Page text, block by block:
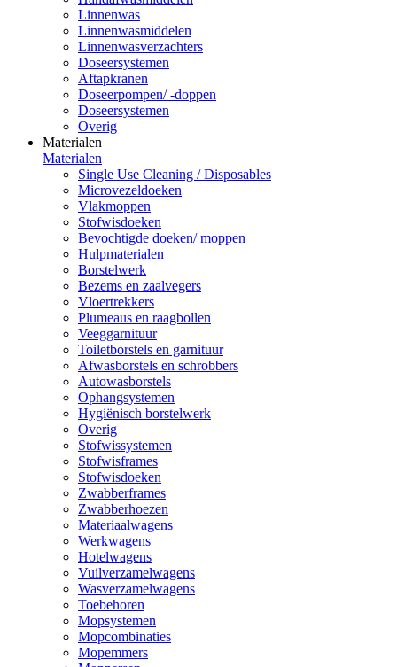
Linnenwas
Linnenwasmiddelen
Linnenwasverzachters
Doseersystemen
Aftapkranen
Doseerpompen/ -doppen
Doseersystemen
Overig
Materialen
Materialen
Single Use Cleaning / Disposables
Microvezeldoeken
Vlakmoppen
Stofwisdoeken
Bevochtigde doeken/ moppen
Hulpmaterialen
Borstelwerk
Bezems en zaalvegers
Vloertrekkers
Plumeaus en raagbollen
Veeggarnituur
Toiletborstels en garnituur
Afwasborstels en schrobbers
Autowasborstels
Ophangsystemen
Hygiënisch borstelwerk
Overig
Stofwissystemen
Stofwisframes
Stofwisdoeken
Zwabberframes
Zwabberhoezen
Materiaalwagens
Werkwagens
Hotelwagens
Vuilverzamelwagens
Wasverzamelwagens
Toebehoren
Mopsystemen
Mopcombinaties
Mopemmers